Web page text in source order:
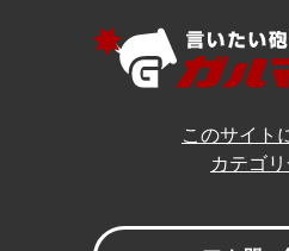
このサイト
カテゴ